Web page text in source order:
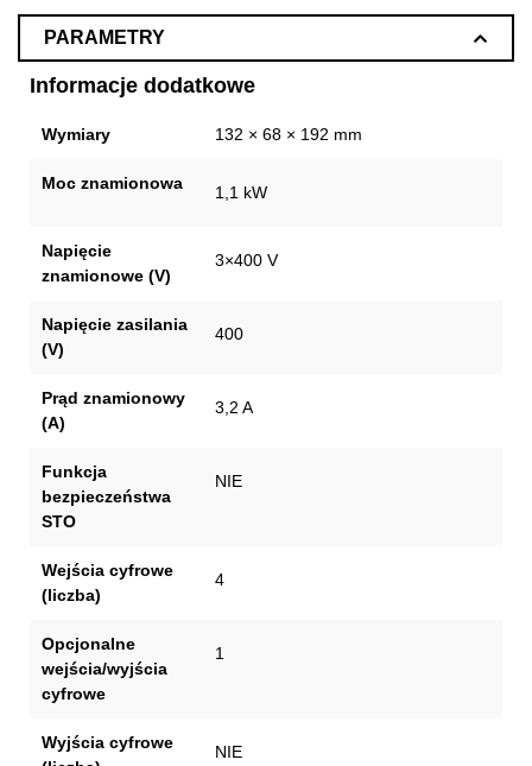
PARAMETRY
Informacje dodatkowe
Wymiary 132 × 68 × 192 mm
Moc znamionowa 1,1 kW
Napięcie
znamionowe (V)
3×400 V
Napięcie zasilania
(V)
400
Prąd znamionowy
(A)
3,2 A
Funkcja
bezpieczeństwa
STO
NIE
Wejścia cyfrowe
(liczba)
4
Opcjonalne
wejścia/wyjścia
cyfrowe
1
Wyjścia cyfrowe
NIE